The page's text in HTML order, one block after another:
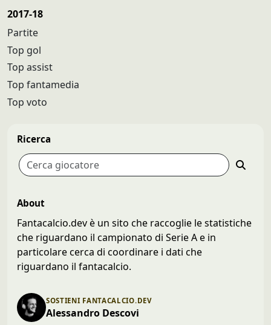
2017-18
Partite
Top gol
Top assist
Top fantamedia
Top voto
Ricerca
About
Fantacalcio.dev è un sito che raccoglie le statistiche
che riguardano il campionato di Serie A e in
particolare cerca di coordinare i dati che
riguardano il fantacalcio.
SOSTIENI FANTACALCIO.DEV
Alessandro Descovi